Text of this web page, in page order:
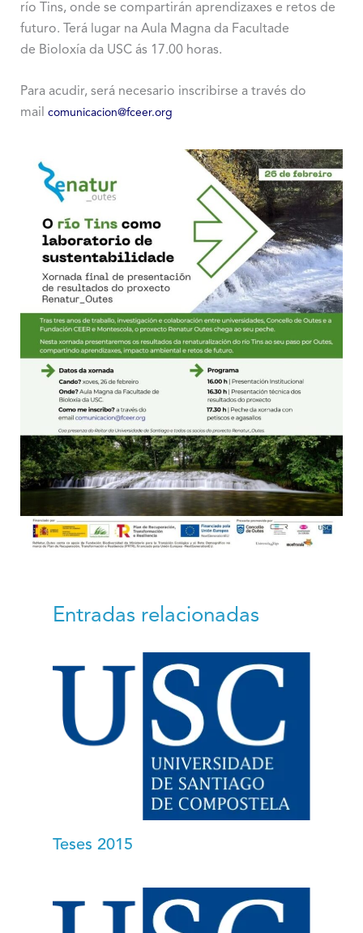
río Tins, onde se compartirán aprendizaxes e retos de
futuro. Terá lugar na Aula Magna da Facultade
de Bioloxía da USC ás 17.00 horas.
Para acudir, será necesario inscribirse a través do
mail comunicacion@fceer.org
Entradas relacionadas
Teses 2015